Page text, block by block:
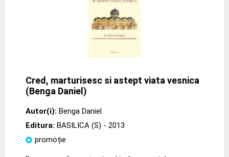
Cred, marturisesc si astept viata vesnica
(Benga Daniel)
Autor(i): Benga Daniel
Editura: BASILICA (S) - 2013
promoție